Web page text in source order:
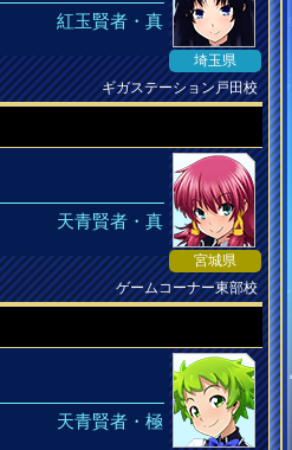
紅玉賢者・真
埼玉県
ギガステーション戸田校
天青賢者・真
宮城県
ゲームコーナー東部校
天青賢者・極